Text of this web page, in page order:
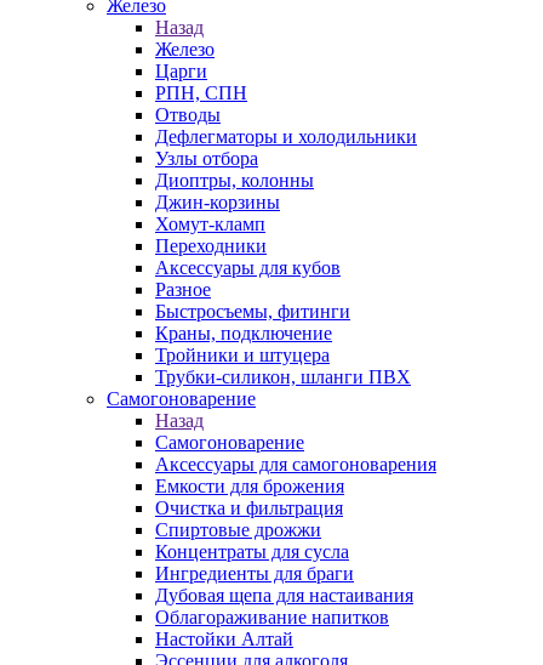
Железо
Назад
Железо
Царги
РПН, СПН
Отводы
Дефлегматоры и холодильники
Узлы отбора
Диоптры, колонны
Джин-корзины
Хомут-кламп
Переходники
Аксессуары для кубов
Разное
Быстросъемы, фитинги
Краны, подключение
Тройники и штуцера
Трубки-силикон, шланги ПВХ
Самогоноварение
Назад
Самогоноварение
Аксессуары для самогоноварения
Емкости для брожения
Очистка и фильтрация
Спиртовые дрожжи
Концентраты для сусла
Ингредиенты для браги
Дубовая щепа для настаивания
Облагораживание напитков
Настойки Алтай
Эссенции для алкоголя